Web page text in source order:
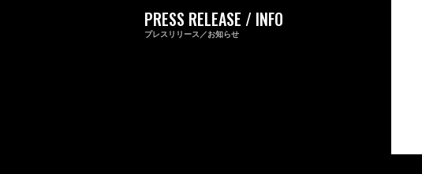
PRESS RELEASE / INFO
プレスリリース／お知らせ